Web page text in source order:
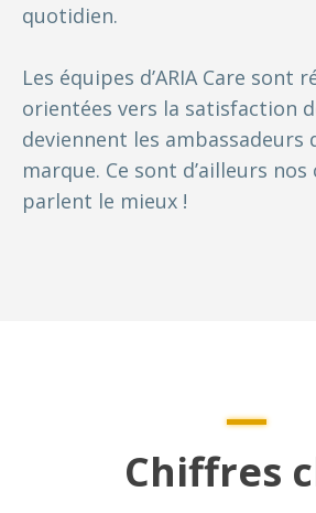
quotidien.
Les équipes d’ARIA Care sont
orientées vers la satisfaction
deviennent les ambassadeurs
marque. Ce sont d’ailleurs
parlent le mieux !
Chiffres